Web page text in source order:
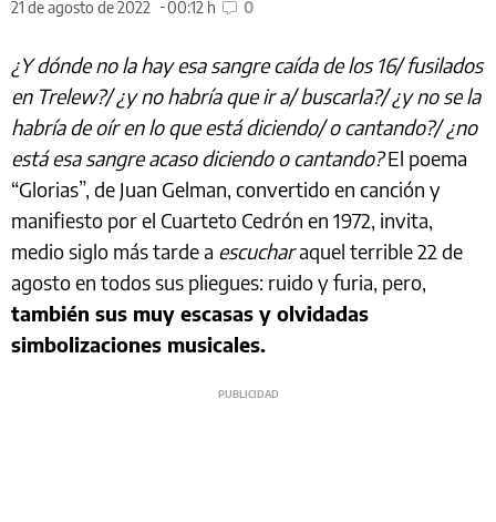
21 de agosto de 2022 00:12 h 0
¿Y dónde no la hay esa sangre caída de los 16/ fusilados
en Trelew?/ ¿y no habría que ir a/ buscarla?/ ¿y no se la
habría de oír en lo que está diciendo/ o cantando?/ ¿no
está esa sangre acaso diciendo o cantando?El poema
“Glorias”, de Juan Gelman, convertido en canción y
manifiesto por el Cuarteto Cedrón en 1972, invita,
medio siglo más tarde a escucharaquel terrible 22 de
agosto en todos sus pliegues: ruido y furia, pero,
también sus muy escasas y olvidadas
simbolizaciones musicales.